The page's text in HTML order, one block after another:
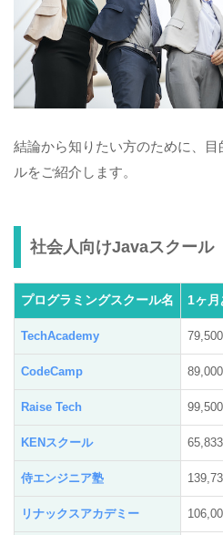
結論から知りたい方のために、
ルをご紹介します。
社会人向けJavaスクール
プログラミングスクール名 1ヶ月
TechAcademy
CodeCamp
Raise Tech
KENスクール
侍エンジニア塾
リナックスアカデミー